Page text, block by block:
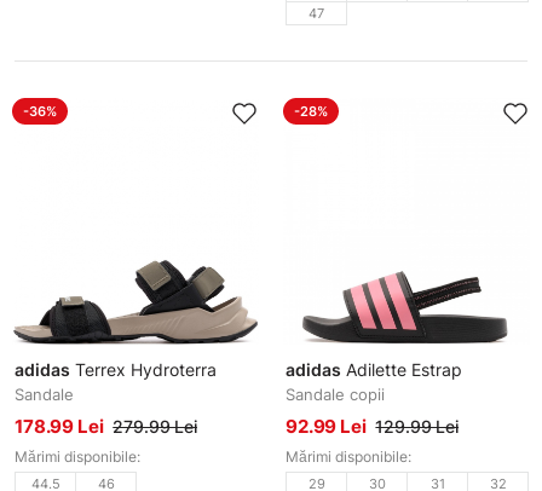
47
-36%
adidas Terrex Hydroterra
Sandale
178.99 Lei 279.99 Lei
Mărimi disponibile:
44.5 46
-28%
adidas Adilette Estrap
Sandale copii
92.99 Lei 129.99 Lei
Mărimi disponibile:
29 30 31 32